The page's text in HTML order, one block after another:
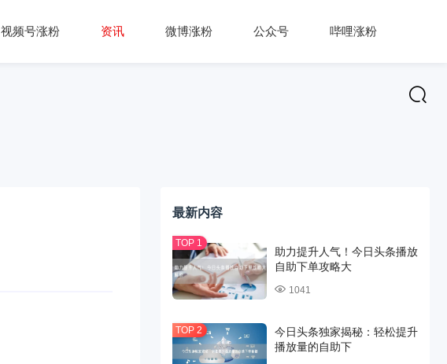
视频号涨粉 资讯 微博涨粉 公众号 哔哩涨粉
最新内容
助力提升人气！今日头条播放
自助下单攻略大
1041
今日头条独家揭秘：轻松提升
播放量的自助下